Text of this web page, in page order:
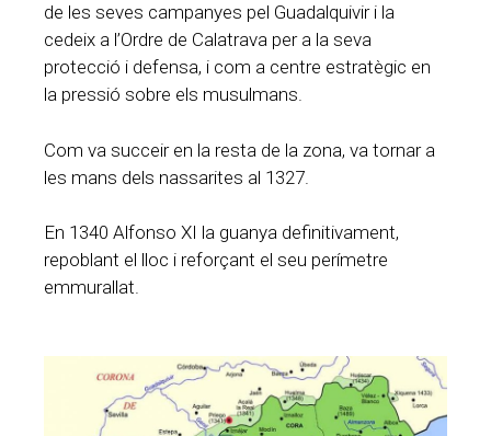
de les seves campanyes pel Guadalquivir i la
cedeix a l’Ordre de Calatrava per a la seva
protecció i defensa, i com a centre estratègic en
la pressió sobre els musulmans.
Com va succeir en la resta de la zona, va tornar a
les mans dels nassarites al 1327.
En 1340 Alfonso XI la guanya definitivament,
repoblant el lloc i reforçant el seu perímetre
emmurallat.